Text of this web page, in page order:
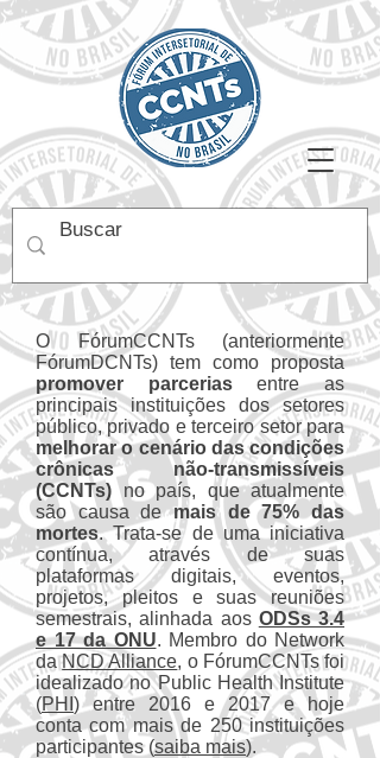
O FórumCCNTs (anteriormente
FórumDCNTs) tem como proposta
promover parceriasentre as
principais instituições dos setores
público, privado e terceiro setor para
melhorar o cenário das condições
crônicas não-transmissíveis
(CCNTs) no país, que atualmente
são causa demais de 75% das
mortes. Trata-se de uma iniciativa
contínua, através de suas
plataformas digitais, eventos,
projetos, pleitos e suas reuniões
semestrais, alinhada aos ODSs 3.4
e 17 da ONU. Membro do Network
daNCD Alliance, o FórumCCNTs foi
idealizado no Public Health Institute
(PHI ) entre 2016 e 2017 e hoje
conta com mais de 250 instituições
participantes (saiba mais).